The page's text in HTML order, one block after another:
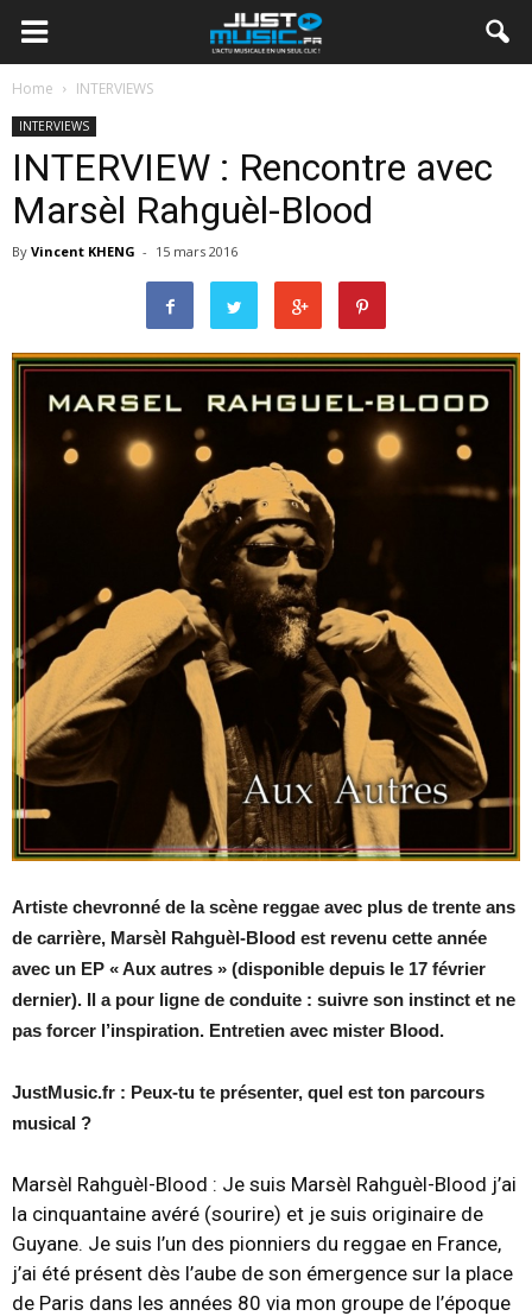
Home INTERVIEWS
INTERVIEWS
INTERVIEW : Rencontre avec
Marsèl Rahguèl-Blood
By Vincent KHENG - 15 mars 2016
Artiste chevronné de la scène reggae avec plus de trente ans
de carrière, Marsèl Rahguèl-Blood est revenu cette année
avec un EP « Aux autres » (disponible depuis le 17 février
dernier). Il a pour ligne de conduite : suivre son instinct et ne
pas forcer l’inspiration. Entretien avec mister Blood.
JustMusic.fr : Peux-tu te présenter, quel est ton parcours
musical ?
Marsèl Rahguèl-Blood : Je suis Marsèl Rahguèl-Blood j’ai
la cinquantaine avéré (sourire) et je suis originaire de
Guyane. Je suis l’un des pionniers du reggae en France,
j’ai été présent dès l’aube de son émergence sur la place
de Paris dans les années 80 via mon groupe de l’époque